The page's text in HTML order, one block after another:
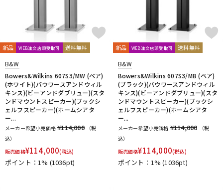
管楽器 その他楽器
DJ機器 DTM
新品 WEB注文店頭受取可 送料無料
B&W
Bowers&Wilkins 607S3/MW (ペア)
(ホワイト)(バウワースアンドウィル
キンス)(ビーアンドダブリュー)(スタ
ンドマウントスピーカー)(ブックシ
ェルフスピーカー)(ホームシアタ
ー...
メーカー希望小売価格 ¥114,000
（税
込）
販売価格¥114,000(税込)
ポイント：1% (1036pt)
新品 WEB注文店頭受取可 送料無料
B&W
Bowers&Wilkins 607S3/MB (ペア)
(ブラック)(バウワースアンドウィル
キンス)(ビーアンドダブリュー)(スタ
ンドマウントスピーカー)(ブックシ
ェルフスピーカー)(ホームシアタ
ー...
メーカー希望小売価格 ¥114,000
（税
込）
販売価格¥114,000(税込)
ポイント：1%(1036pt)